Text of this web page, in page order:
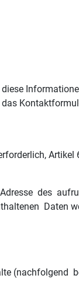
Artikel
des
Daten
(nachfolgend